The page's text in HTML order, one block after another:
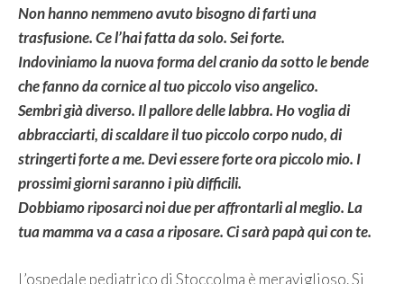
Non hanno nemmeno avuto bisogno di farti una
trasfusione. Ce l’hai fatta da solo. Sei forte.
Indoviniamo la nuova forma del cranio da sotto le bende
che fanno da cornice al tuo piccolo viso angelico.
Sembri già diverso. Il pallore delle labbra. Ho voglia di
abbracciarti, di scaldare il tuo piccolo corpo nudo, di
stringerti forte a me. Devi essere forte ora piccolo mio. I
prossimi giorni saranno i più difficili.
Dobbiamo riposarci noi due per affrontarli al meglio. La
tua mamma va a casa a riposare. Ci sarà papà qui con te.
L’ospedale pediatrico di Stoccolma è meraviglioso. Si